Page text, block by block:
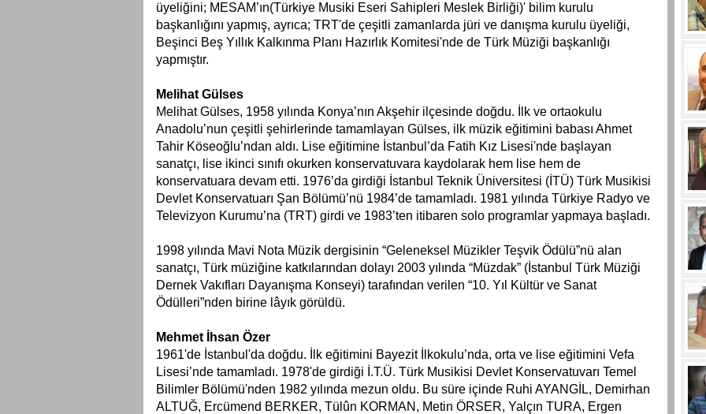
üyeliğini; MESAM’ın(Türkiye Musiki Eseri Sahipleri Meslek Birliği)' bilim kurulu
başkanlığını yapmış, ayrıca; TRT'de çeşitli zamanlarda jüri ve danışma kurulu üyeliği,
Beşinci Beş Yıllık Kalkınma Planı Hazırlık Komitesi'nde de Türk Müziği başkanlığı
yapmıştır.
Melihat Gülses
Melihat Gülses, 1958 yılında Konya’nın Akşehir ilçesinde doğdu. İlk ve ortaokulu
Anadolu’nun çeşitli şehirlerinde tamamlayan Gülses, ilk müzik eğitimini babası Ahmet
Tahir Köseoğlu’ndan aldı. Lise eğitimine İstanbul’da Fatih Kız Lisesi'nde başlayan
sanatçı, lise ikinci sınıfı okurken konservatuvara kaydolarak hem lise hem de
konservatuara devam etti. 1976’da girdiği İstanbul Teknik Üniversitesi (İTÜ) Türk Musikisi
Devlet Konservatuarı Şan Bölümü’nü 1984’de tamamladı. 1981 yılında Türkiye Radyo ve
Televizyon Kurumu’na (TRT) girdi ve 1983’ten itibaren solo programlar yapmaya başladı.
1998 yılında Mavi Nota Müzik dergisinin “Geleneksel Müzikler Teşvik Ödülü”nü alan
sanatçı, Türk müziğine katkılarından dolayı 2003 yılında “Müzdak” (İstanbul Türk Müziği
Dernek Vakıfları Dayanışma Konseyi) tarafından verilen “10. Yıl Kültür ve Sanat
Ödülleri”nden birine lâyık görüldü.
Mehmet İhsan Özer
1961'de İstanbul'da doğdu. İlk eğitimini Bayezit İlkokulu’nda, orta ve lise eğitimini Vefa
Lisesi’nde tamamladı. 1978'de girdiği İ.T.Ü. Türk Musikisi Devlet Konservatuvarı Temel
Bilimler Bölümü'nden 1982 yılında mezun oldu. Bu süre içinde Ruhi AYANGİL, Demirhan
ALTUĞ, Ercümend BERKER, Tülûn KORMAN, Metin ÖRSER, Yalçın TURA, Ergen